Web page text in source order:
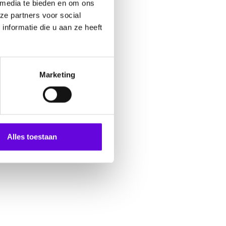
te bieden en om ons
partners voor social
die u aan ze heeft
Marketing
Alles toestaan